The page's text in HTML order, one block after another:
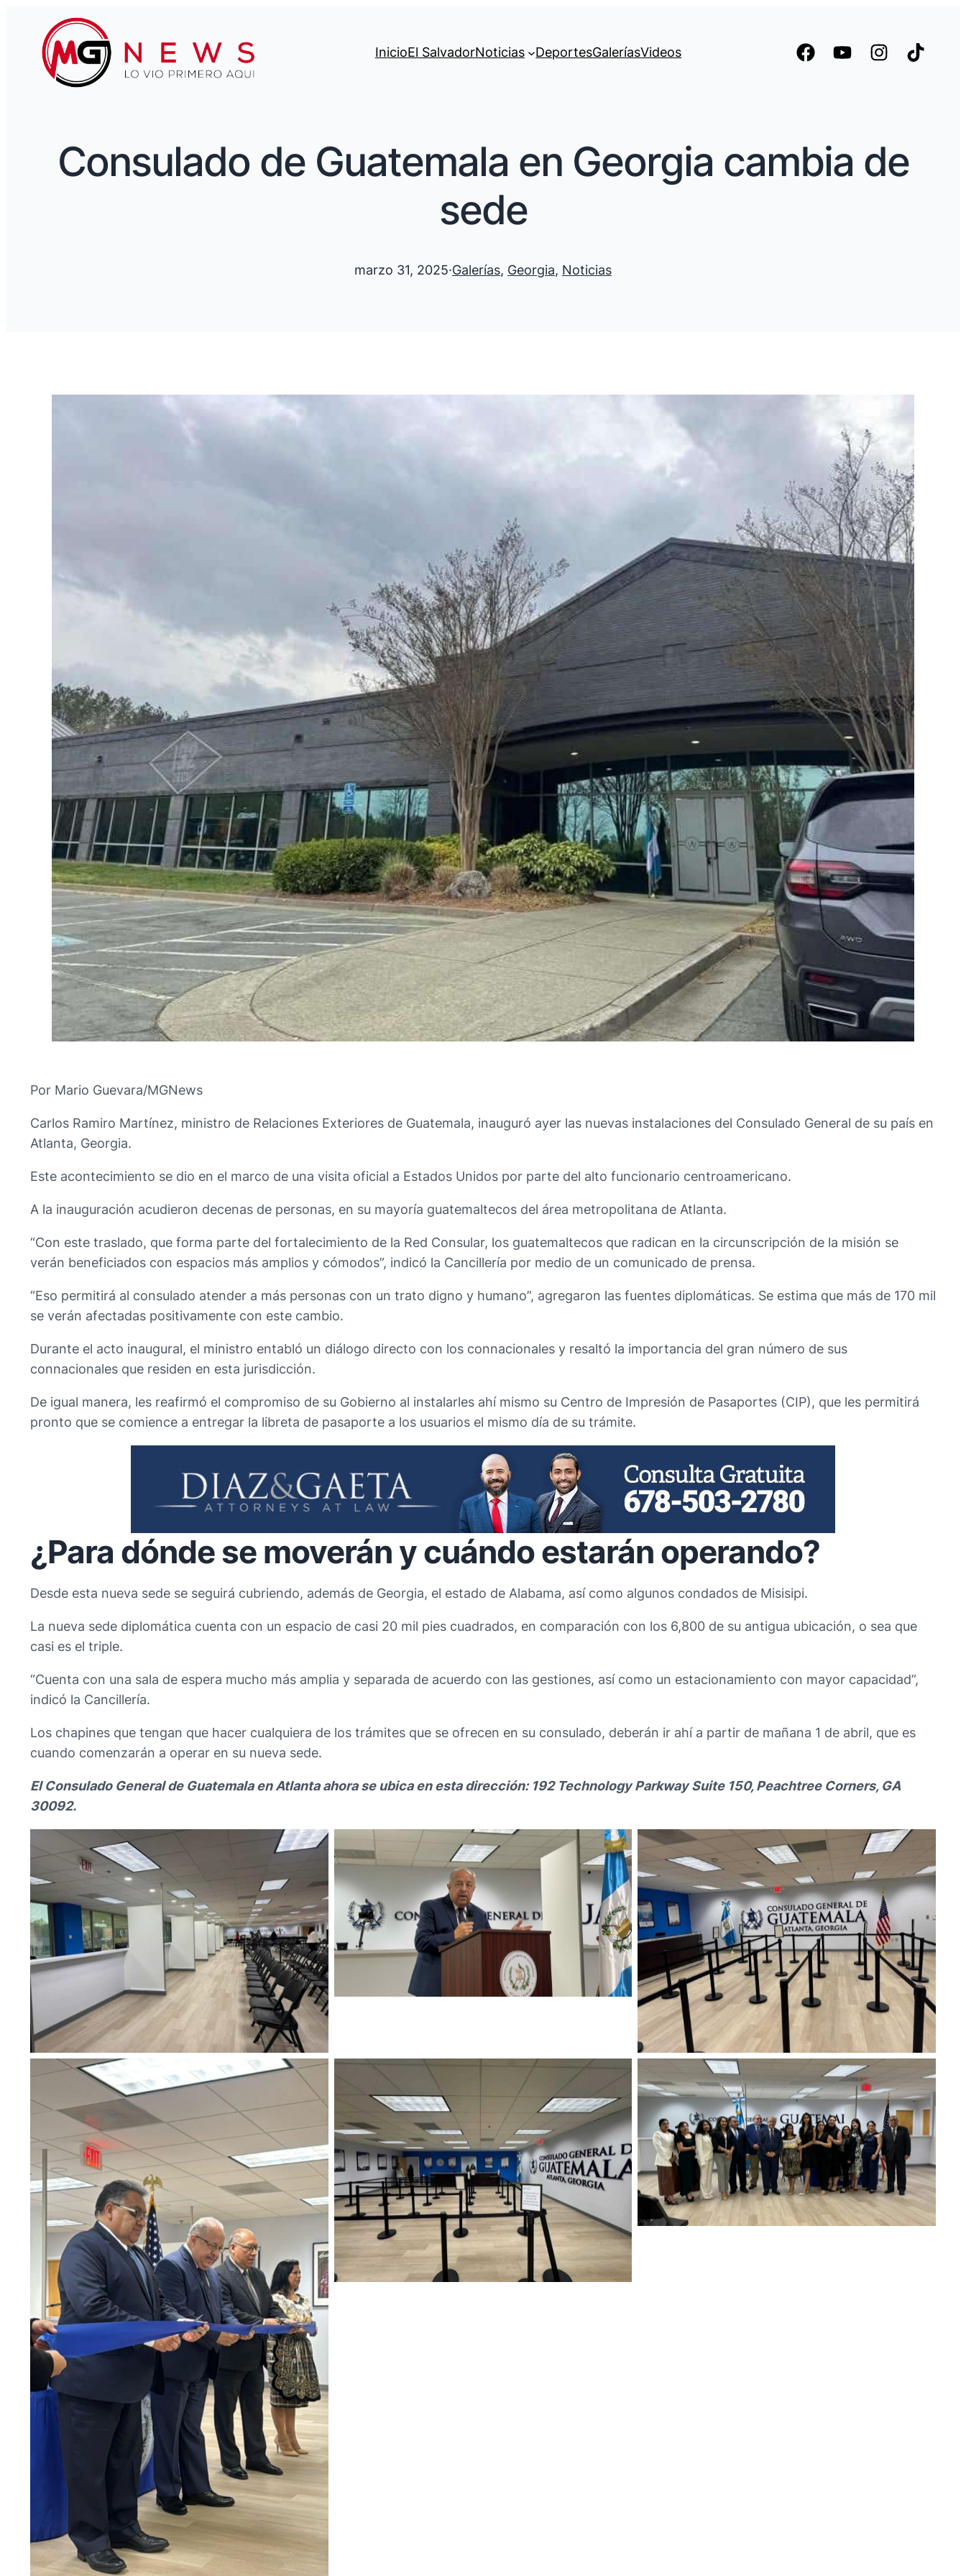
InicioEl SalvadorNoticias DeportesGaleríasVideos
Consulado de Guatemala en Georgia cambia de
sede
marzo 31, 2025·Galerías, Georgia, Noticias
Por Mario Guevara/MGNews
Carlos Ramiro Martínez, ministro de Relaciones Exteriores de Guatemala, inauguró ayer las nuevas instalaciones del Consulado General de su país en
Atlanta, Georgia.
Este acontecimiento se dio en el marco de una visita oficial a Estados Unidos por parte del alto funcionario centroamericano.
A la inauguración acudieron decenas de personas, en su mayoría guatemaltecos del área metropolitana de Atlanta.
“Con este traslado, que forma parte del fortalecimiento de la Red Consular, los guatemaltecos que radican en la circunscripción de la misión se
verán beneficiados con espacios más amplios y cómodos”, indicó la Cancillería por medio de un comunicado de prensa.
“Eso permitirá al consulado atender a más personas con un trato digno y humano”, agregaron las fuentes diplomáticas. Se estima que más de 170 mil
se verán afectadas positivamente con este cambio.
Durante el acto inaugural, el ministro entabló un diálogo directo con los connacionales y resaltó la importancia del gran número de sus
connacionales que residen en esta jurisdicción.
De igual manera, les reafirmó el compromiso de su Gobierno al instalarles ahí mismo su Centro de Impresión de Pasaportes (CIP), que les permitirá
pronto que se comience a entregar la libreta de pasaporte a los usuarios el mismo día de su trámite.
¿Para dónde se moverán y cuándo estarán operando?
Desde esta nueva sede se seguirá cubriendo, además de Georgia, el estado de Alabama, así como algunos condados de Misisipi.
La nueva sede diplomática cuenta con un espacio de casi 20 mil pies cuadrados, en comparación con los 6,800 de su antigua ubicación, o sea que
casi es el triple.
“Cuenta con una sala de espera mucho más amplia y separada de acuerdo con las gestiones, así como un estacionamiento con mayor capacidad”,
indicó la Cancillería.
Los chapines que tengan que hacer cualquiera de los trámites que se ofrecen en su consulado, deberán ir ahí a partir de mañana 1 de abril, que es
cuando comenzarán a operar en su nueva sede.
El Consulado General de Guatemala en Atlanta ahora se ubica en esta dirección: 192 Technology Parkway Suite 150, Peachtree Corners, GA
30092.
No Caption
No Caption
No Caption
No Caption
No Caption
No Caption